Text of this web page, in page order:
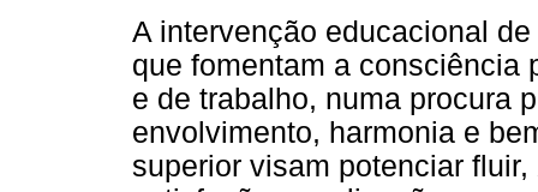
A intervenção educacional
que fomentam a consciência
e de trabalho, numa procura
envolvimento, harmonia e
superior visam potenciar fluir,